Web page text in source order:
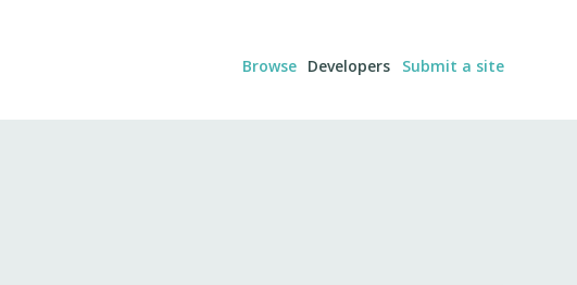
Browse Developers Submit a site